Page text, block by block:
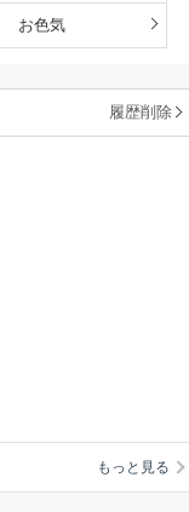
お色気
履歴削除
もっと見る